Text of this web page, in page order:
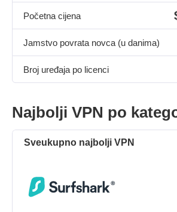
Početna cijena
Jamstvo povrata novca (u danima)
Broj uređaja po licenci
Najbolji VPN po
Sveukupno najbolji VPN